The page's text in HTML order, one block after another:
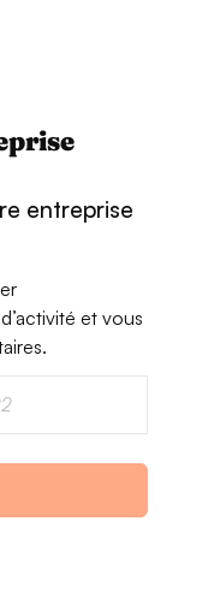
entreprise
et vous